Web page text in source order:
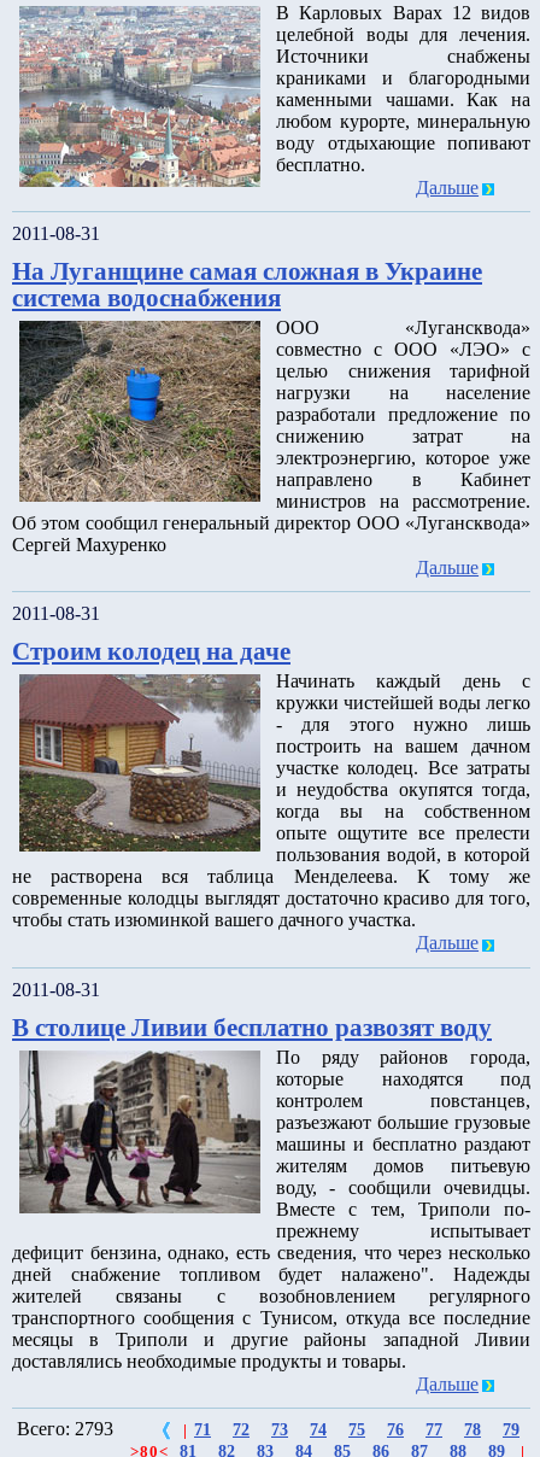
В Карловых Варах 12 видов
целебной воды для лечения.
Источники снабжены
краниками и благородными
каменными чашами. Как на
любом курорте, минеральную
воду отдыхающие попивают
бесплатно.
Дальше
2011-08-31
На Луганщине самая сложная в Украине
система водоснабжения
ООО «Лугансквода»
совместно с ООО «ЛЭО» с
целью снижения тарифной
нагрузки на население
разработали предложение по
снижению затрат на
электроэнергию, которое уже
направлено в Кабинет
министров на рассмотрение.
Об этом сообщил генеральный директор ООО «Лугансквода»
Сергей Махуренко
Дальше
2011-08-31
Строим колодец на даче
Начинать каждый день с
кружки чистейшей воды легко
- для этого нужно лишь
построить на вашем дачном
участке колодец. Все затраты
и неудобства окупятся тогда,
когда вы на собственном
опыте ощутите все прелести
пользования водой, в которой
не растворена вся таблица Менделеева. К тому же
современные колодцы выглядят достаточно красиво для того,
чтобы стать изюминкой вашего дачного участка.
Дальше
2011-08-31
В столице Ливии бесплатно развозят воду
По ряду районов города,
которые находятся под
контролем повстанцев,
разъезжают большие грузовые
машины и бесплатно раздают
жителям домов питьевую
воду, - сообщили очевидцы.
Вместе с тем, Триполи по-
прежнему испытывает
дефицит бензина, однако, есть сведения, что через несколько
дней снабжение топливом будет налажено". Надежды
жителей связаны с возобновлением регулярного
транспортного сообщения с Тунисом, откуда все последние
месяцы в Триполи и другие районы западной Ливии
доставлялись необходимые продукты и товары.
Дальше
Всего: 2793 71 72 73 74 75 76 77 78 79
>80< 81 82 83 84 85 86 87 88 89